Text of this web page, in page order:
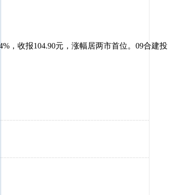
，收报104.90元，涨幅居两市首位。09合建投